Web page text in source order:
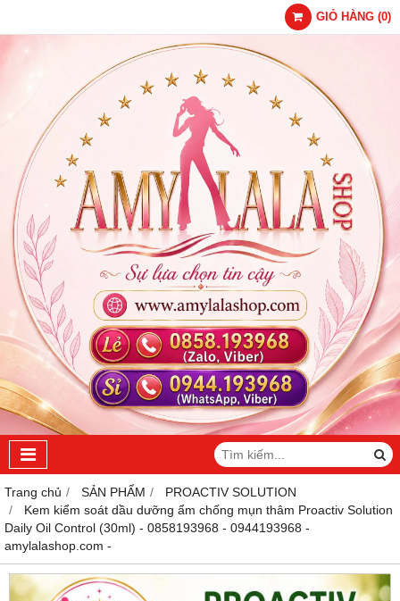
GIỎ HÀNG (0)
Trang chủ SẢN PHẨM
PROACTIV SOLUTION
Kem kiểm soát dầu dưỡng ẩm chống mụn thâm Proactiv Solution
Daily Oil Control (30ml) - 0858193968 - 0944193968 -
amylalashop.com -